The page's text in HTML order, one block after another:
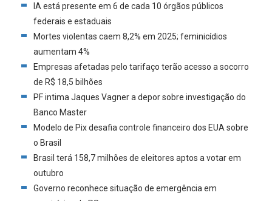
IA está presente em 6 de cada 10 órgãos públicos
federais e estaduais
Mortes violentas caem 8,2% em 2025; feminicídios
aumentam 4%
Empresas afetadas pelo tarifaço terão acesso a socorro
de R$ 18,5 bilhões
PF intima Jaques Vagner a depor sobre investigação do
Banco Master
Modelo de Pix desafia controle financeiro dos EUA sobre
o Brasil
Brasil terá 158,7 milhões de eleitores aptos a votar em
outubro
Governo reconhece situação de emergência em